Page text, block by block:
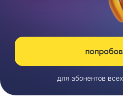
для абонентов